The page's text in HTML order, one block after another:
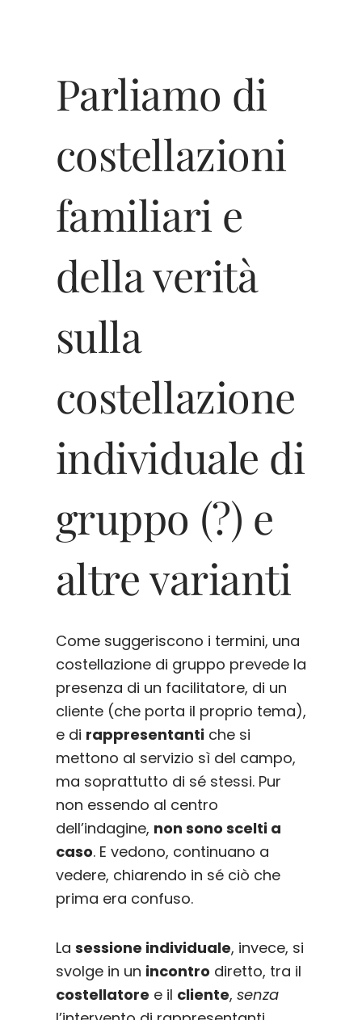
Parliamo di
costellazioni
familiari e
della verità
sulla
costellazione
individuale di
gruppo (?) e
altre varianti
Come suggeriscono i termini, una
costellazione di gruppo prevede la
presenza di un facilitatore, di un
cliente (che porta il proprio tema),
e di rappresentantiche si
mettono al servizio sì del campo,
ma soprattutto di sé stessi. Pur
non essendo al centro
dell’indagine, non sono scelti a
caso. E vedono, continuano a
vedere, chiarendo in sé ciò che
prima era confuso.
La sessione individuale, invece, si
svolge in un incontro diretto, tra il
costellatore e il cliente, senza